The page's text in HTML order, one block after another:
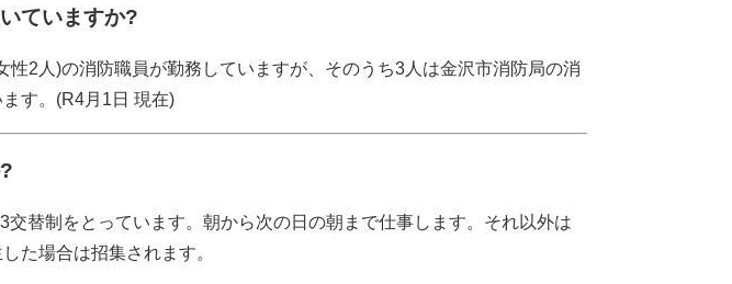
ていますか?
性2人)の消防職員が勤務していますが、そのうち3人は金沢市消防局の消
す。(R4月1日 現在)
交替制をとっています。朝から次の日の朝まで仕事します。それ以外は
た場合は招集されます。